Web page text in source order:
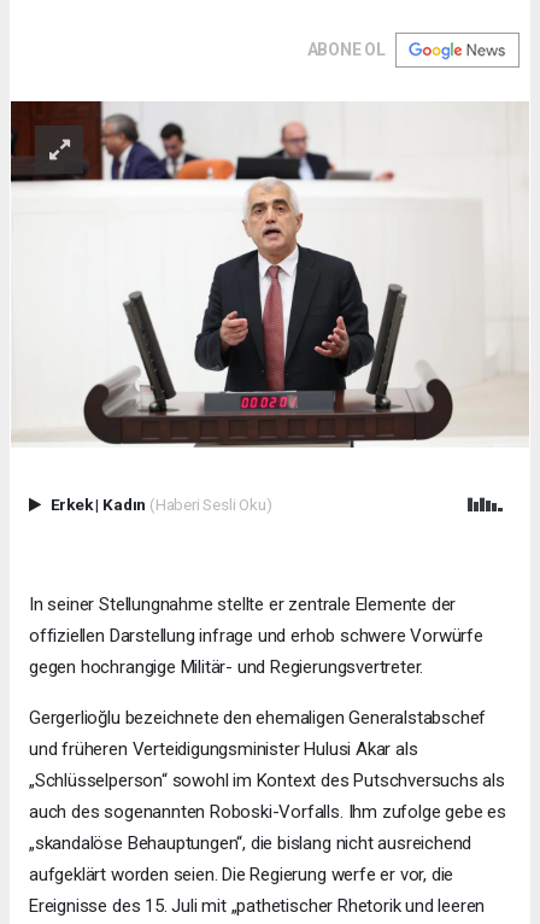
ABONE OL
Erkek| Kadın (Haberi Sesli Oku)
In seiner Stellungnahme stellte er zentrale Elemente der
offiziellen Darstellung infrage und erhob schwere Vorwürfe
gegen hochrangige Militär- und Regierungsvertreter.
Gergerlioğlu bezeichnete den ehemaligen Generalstabschef
und früheren Verteidigungsminister Hulusi Akar als
„Schlüsselperson“ sowohl im Kontext des Putschversuchs als
auch des sogenannten Roboski-Vorfalls. Ihm zufolge gebe es
„skandalöse Behauptungen“, die bislang nicht ausreichend
aufgeklärt worden seien. Die Regierung werfe er vor, die
Ereignisse des 15. Juli mit „pathetischer Rhetorik und leeren